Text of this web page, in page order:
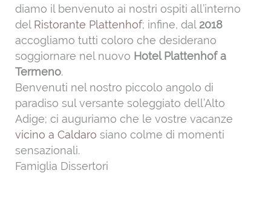
diamo il benvenuto ai nostri ospiti all’interno
del Ristorante Plattenhof; infine, dal 2018
accogliamo tutti coloro che desiderano
soggiornare nel nuovo Hotel Plattenhof a
Termeno.
Benvenuti nel nostro piccolo angolo di
paradiso sul versante soleggiato dell’Alto
Adige; ci auguriamo che le vostre vacanze
vicino a Caldaro siano colme di momenti
sensazionali.
Famiglia Dissertori